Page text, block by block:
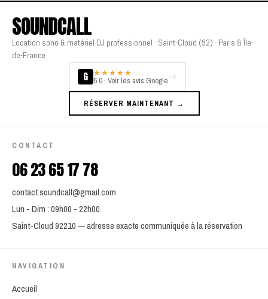
SOUNDCALL
Location sono & matériel DJ professionnel · Saint-Cloud (92) · Paris & Île-
de-France
G ★★★★★
5.0 · Voir les avis Google→
RÉSERVER MAINTENANT →
CONTACT
06 23 65 17 78
contact.soundcall@gmail.com
Lun - Dim : 09h00 - 22h00
Saint-Cloud 92210 — adresse exacte communiquée à la réservation
NAVIGATION
Accueil